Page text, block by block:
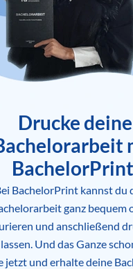
Drucke deine
BachelorPrint
BachelorPrint kannst du
ganz bequem
und anschließend
Und das Ganze
jetzt und erhalte deine